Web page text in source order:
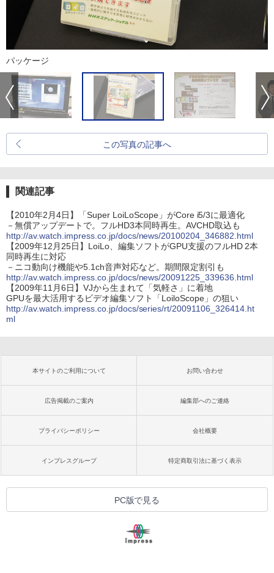
パッケージ
この写真の記事へ
関連記事
【2010年2月4日】「Super LoiLoScope」がCore i5/3に最適化
－無償アップデートで。フルHD3本同時再生。AVCHD取込も
http://av.watch.impress.co.jp/docs/news/20100204_346882.html
【2009年12月25日】LoiLo、編集ソフトがGPU支援のフルHD 2本
同時再生に対応
－ニコ動向け機能や5.1ch音声対応など。期間限定割引も
http://av.watch.impress.co.jp/docs/news/20091225_339636.html
【2009年11月6日】VJから生まれて「気軽さ」に着地
GPUを最大活用するビデオ編集ソフト「LoiloScope」の狙い
http://av.watch.impress.co.jp/docs/series/rt/20091106_326414.ht
ml
本サイトのご利用について お問い合わせ
広告掲載のご案内 編集部へのご連絡
プライバシーポリシー 会社概要
インプレスグループ 特定商取引法に基づく表示
PC版で見る